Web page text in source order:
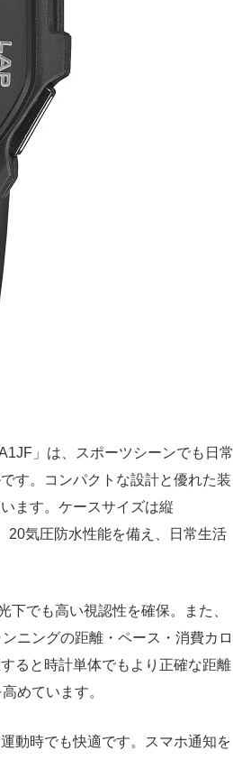
」は、スポーツシーンでも日常
す。コンパクトな設計と優れた装
ます。ケースサイズは縦
20気圧防水性能を備え、日常生活
でも高い視認性を確保。また、
ニングの距離・ペース・消費カロ
ると時計単体でもより正確な距離
めています。
動時でも快適です。スマホ通知を